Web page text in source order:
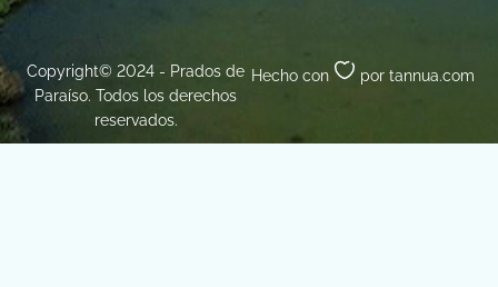
Copyright© 2024 - Prados de
Paraíso. Todos los derechos
reservados.
Hecho con por tannua.com